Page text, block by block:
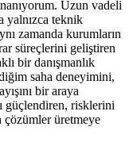
Uzun vadeli
yalnızca teknik
zamanda kurumların
süreçlerini geliştiren
bir danışmanlık
saha deneyimini,
bir araya
güçlendiren, risklerini
çözümler üretmeye